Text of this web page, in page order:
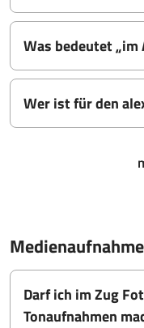
Was bedeutet „im
Wer ist für den
Darf ich im Zug
Tonaufnahmen